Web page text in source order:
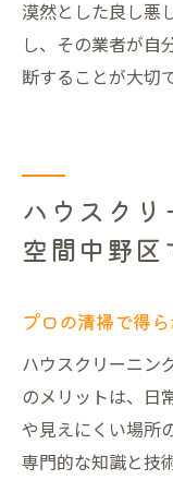
漠然とした良し悪
し、その業者が自
断することが大切で
ハウスクリ
空間中野区
プロの清掃で得
ハウスクリーニン
のメリットは、日
や見えにくい場所
専門的な知識と技